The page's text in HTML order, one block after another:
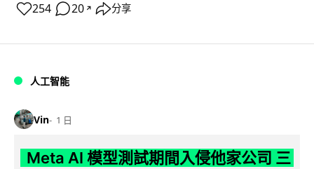
254 20 ↗ 分享
人工智能
Vin 1 日
Meta AI 模型測試期間入侵他家公司 三